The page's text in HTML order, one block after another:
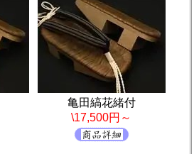
亀田縞花緒付
\17,500円～